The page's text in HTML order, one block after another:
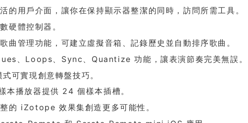
的用戶介面，讓你在保持顯示器整潔的同時，訪問所需工具。
硬體控制器。
曲管理功能，可建立虛擬音箱、記錄歷史並自動排序歌曲。
、Loops、Sync、Quantize 功能，讓表演節奏完美無誤。
可實現創意轉盤技巧。
本播放器提供 24 個樣本插槽。
的 iZotope 效果集創造更多可能性。